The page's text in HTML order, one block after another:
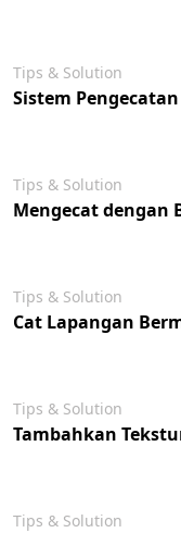
Tips & Solution
Sistem
Tips & Solution
Mengecat dengan
Tips & Solution
Cat Lapangan
Tips & Solution
Tambahkan
Tips & Solution